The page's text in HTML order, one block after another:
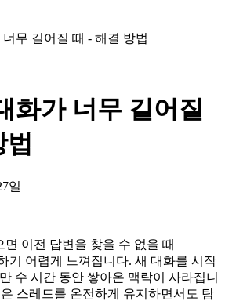
너무 길어질 때 - 해결 방법
화가 너무 길어질
법
일
이전 답변을 찾을 수 없을 때
기 어렵게 느껴집니다. 새 대화를 시작
수 시간 동안 쌓아온 맥락이 사라집니
은 스레드를 온전하게 유지하면서도 탐